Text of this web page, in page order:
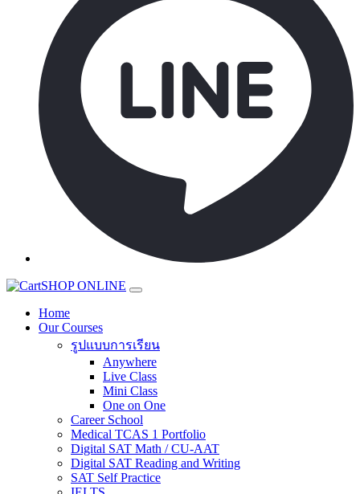
SHOP ONLINE
Home
Our Courses
รูปแบบการเรียน
Anywhere
Live Class
Mini Class
One on One
Career School
Medical TCAS 1 Portfolio
Digital SAT Math / CU-AAT
Digital SAT Reading and Writing
SAT Self Practice